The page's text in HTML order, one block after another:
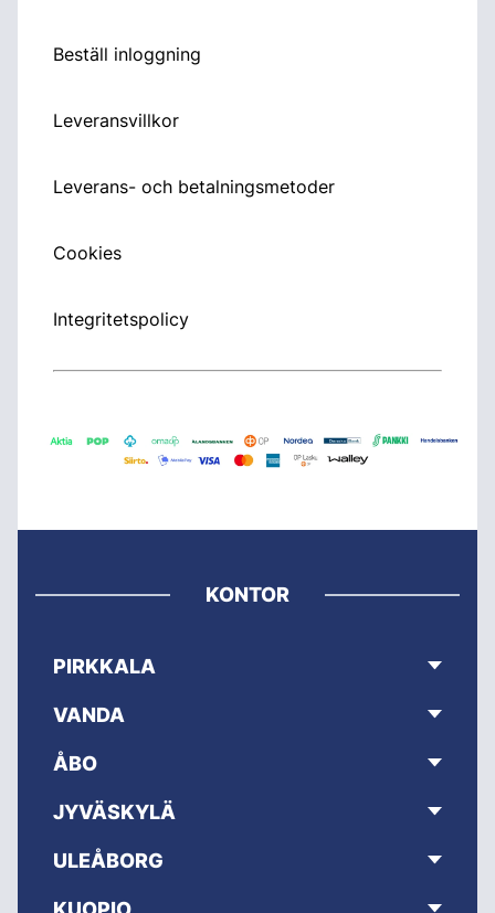
Beställ inloggning
Leveransvillkor
Leverans- och betalningsmetoder
Cookies
Integritetspolicy
KONTOR
PIRKKALA
VANDA
ÅBO
JYVÄSKYLÄ
ULEÅBORG